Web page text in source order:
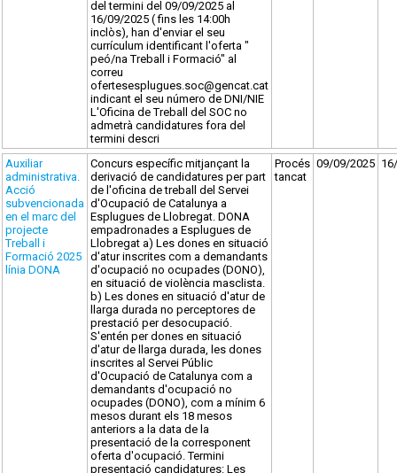
del termini del 09/09/2025 al
16/09/2025 ( fins les 14:00h
inclòs), han d'enviar el seu
currículum identificant l'oferta "
peó/na Treball i Formació" al
correu
ofertesesplugues.soc@gencat.cat
indicant el seu número de DNI/NIE
L'Oficina de Treball del SOC no
admetrà candidatures fora del
termini descri
Auxiliar
administrativa.
Acció
subvencionada
en el marc del
projecte
Treball i
Formació 2025
línia DONA
Concurs específic mitjançant la
derivació de candidatures per part
de l'oficina de treball del Servei
d'Ocupació de Catalunya a
Esplugues de Llobregat. DONA
empadronades a Esplugues de
Llobregat a) Les dones en situació
d'atur inscrites com a demandants
d'ocupació no ocupades (DONO),
en situació de violència masclista.
b) Les dones en situació d'atur de
llarga durada no perceptores de
prestació per desocupació.
S'entén per dones en situació
d'atur de llarga durada, les dones
inscrites al Servei Públic
d'Ocupació de Catalunya com a
demandants d'ocupació no
ocupades (DONO), com a mínim 6
mesos durant els 18 mesos
anteriors a la data de la
presentació de la corresponent
oferta d'ocupació. Termini
presentació candidatures: Les
Procés
tancat
09/09/2025